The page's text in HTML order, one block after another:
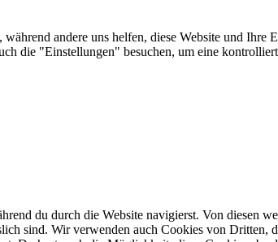
andere uns helfen, diese Website und
die "Einstellungen" besuchen, um eine
du durch die Website navigierst. Von diesen
sind. Wir verwenden auch Cookies von Dritten,